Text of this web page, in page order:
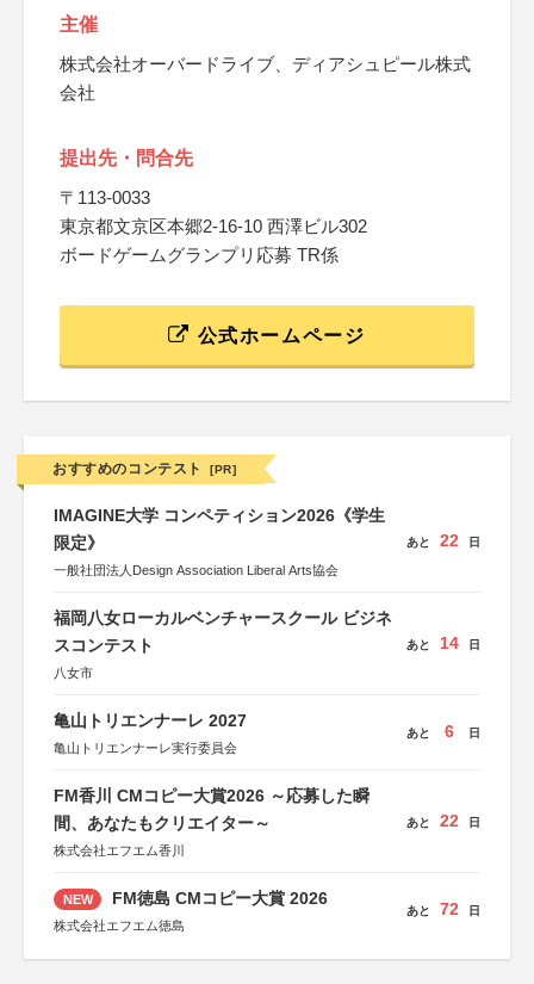
主催
株式会社オーバードライブ、ディアシュピール株式
会社
提出先・問合先
〒113-0033
東京都文京区本郷2-16-10 西澤ビル302
ボードゲームグランプリ応募 TR係
公式ホームページ
おすすめのコンテスト [PR]
IMAGINE大学 コンペティション2026《学生
限定》
一般社団法人Design Association Liberal Arts協会
あと 22 日
福岡八女ローカルベンチャースクール ビジネ
スコンテスト
八女市
あと 14 日
亀山トリエンナーレ 2027
亀山トリエンナーレ実行委員会
あと 6 日
FM香川 CMコピー大賞2026 ～応募した瞬
間、あなたもクリエイター～
株式会社エフエム香川
あと 22 日
NEW FM徳島 CMコピー大賞 2026
株式会社エフエム徳島
あと 72 日